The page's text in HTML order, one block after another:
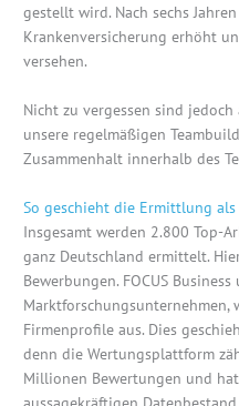
gestellt wird. Nach sechs
Krankenversicherung erhöht
versehen.
Nicht zu vergessen sind
unsere regelmäßigen
Zusammenhalt innerhalb des
So geschieht die Ermittlung
Insgesamt werden 2.800 Top-
ganz Deutschland ermittelt.
Bewerbungen. FOCUS
Firmenprofile aus. Dies
denn die Wertungsplattform
Millionen Bewertungen und